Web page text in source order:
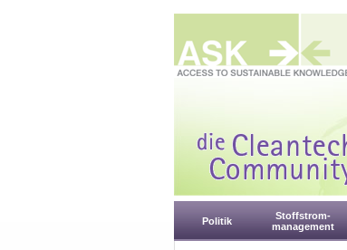
Politik
Stoffstrom-
management